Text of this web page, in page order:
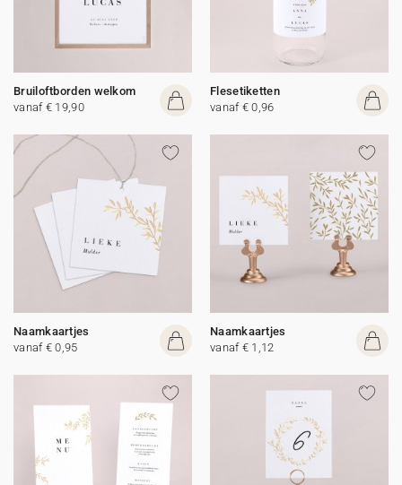
Bruiloftborden welkom
vanaf € 19,90
Flesetiketten
vanaf € 0,96
Naamkaartjes
vanaf € 0,95
Naamkaartjes
vanaf € 1,12